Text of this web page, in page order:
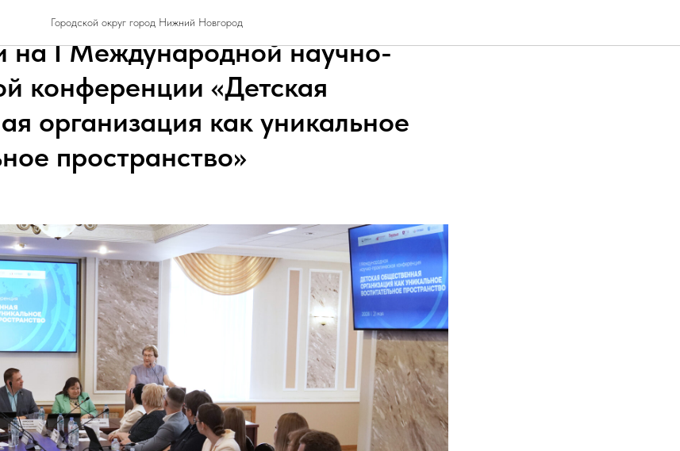
Городской округ город Нижний Новгород
воспитательные практики
на I Международной научно-
конференции «Детская
организация как уникальное
пространство»